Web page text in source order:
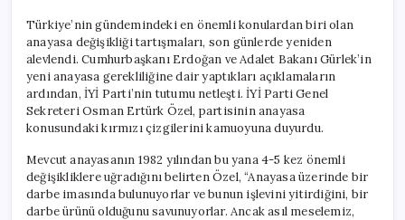
Kırmızı
Çizgilerini
Duyurdu
için
Türkiye’nin gündemindeki en önemli konulardan biri olan
anayasa değişikliği tartışmaları, son günlerde yeniden
alevlendi. Cumhurbaşkanı Erdoğan ve Adalet Bakanı Gürlek’in
yeni anayasa gerekliliğine dair yaptıkları açıklamaların
ardından, İYİ Parti’nin tutumu netleşti. İYİ Parti Genel
Sekreteri Osman Ertürk Özel, partisinin anayasa
konusundaki kırmızı çizgilerini kamuoyuna duyurdu.
Mevcut anayasanın 1982 yılından bu yana 4-5 kez önemli
değişikliklere uğradığını belirten Özel, “Anayasa üzerinde bir
darbe imasında bulunuyorlar ve bunun işlevini yitirdiğini, bir
darbe ürünü olduğunu savunuyorlar. Ancak asıl meselemiz,